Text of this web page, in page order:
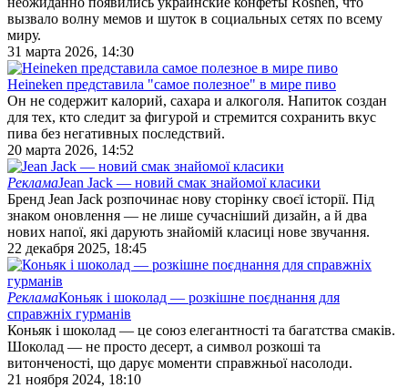
вызвало волну мемов и шуток в социальных сетях по всему
миру.
31 марта 2026, 14:30
Heineken представила "самое полезное" в мире пиво
Он не содержит калорий, сахара и алкоголя. Напиток создан
для тех, кто следит за фигурой и стремится сохранить вкус
пива без негативных последствий.
20 марта 2026, 14:52
РекламаJean Jack — новий смак знайомої класики
Бренд Jean Jack розпочинає нову сторінку своєї історії. Під
знаком оновлення — не лише сучасніший дизайн, а й два
нових напої, які дарують знайомій класиці нове звучання.
22 декабря 2025, 18:45
РекламаКоньяк і шоколад — розкішне поєднання для
справжніх гурманів
Коньяк і шоколад — це союз елегантності та багатства смаків.
Шоколад — не просто десерт, а символ розкоші та
витонченості, що дарує моменти справжньої насолоди.
21 ноября 2024, 18:10